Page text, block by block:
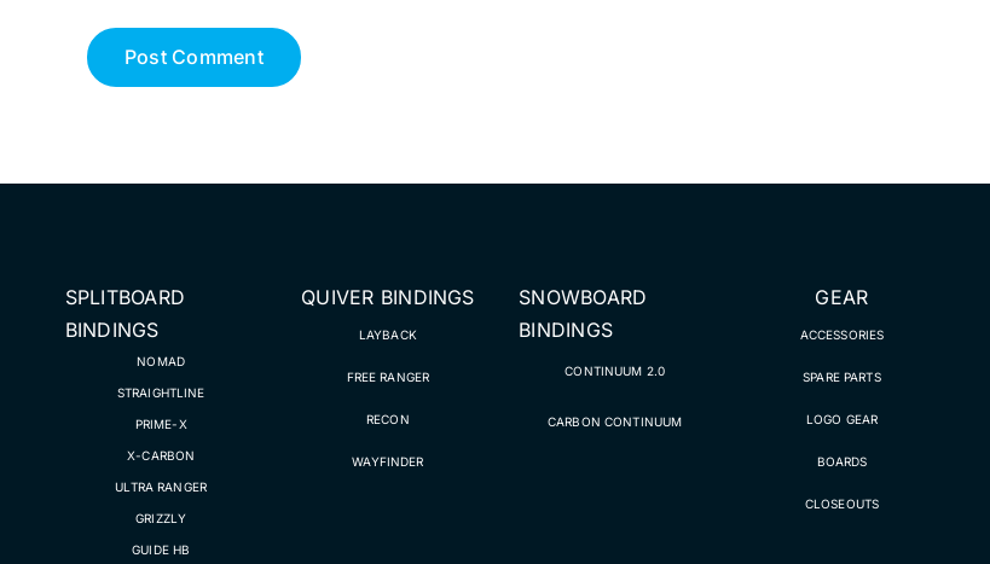
SPLITBOARD
BINDINGS
NOMAD
STRAIGHTLINE
PRIME-X
X-CARBON
ULTRA RANGER
GRIZZLY
GUIDE HB
QUIVER BINDINGS
LAYBACK
FREE RANGER
RECON
WAYFINDER
SNOWBOARD
BINDINGS
CONTINUUM 2.0
CARBON CONTINUUM
GEAR
ACCESSORIES
SPARE PARTS
LOGO GEAR
BOARDS
CLOSEOUTS